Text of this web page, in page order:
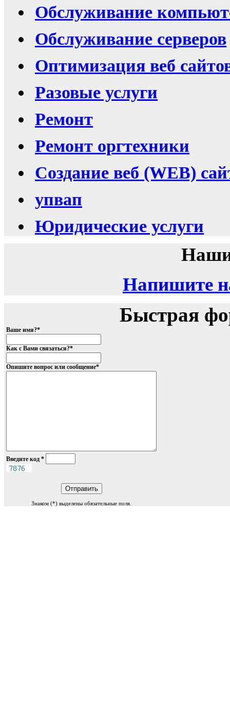
Обслуживание
Обслуживание серверов
Оптимизация веб
Разовые услуги
Ремонт
Ремонт оргтехники
Создание веб (WEB)
упвап
Юридические услуги
Напишите
Быстрая
Ваше имя?*
Как с Вами связаться?*
Опишите вопрос или сообщение*
Введите код *
Знаком (*) выделены обязательные поля.